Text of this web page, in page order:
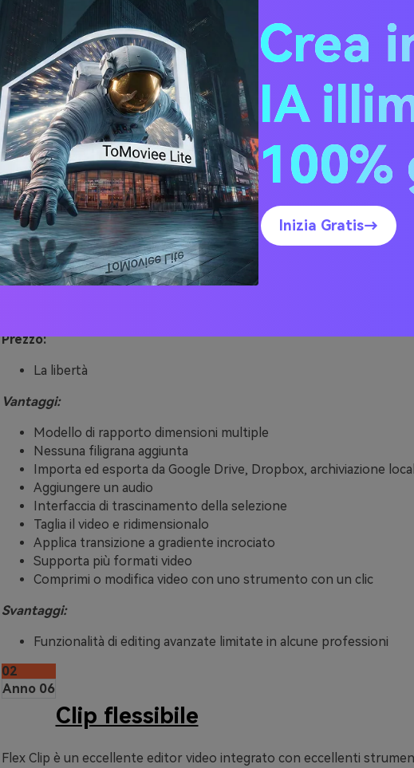
UniConverter Online è un eccellente utente di video online. Non c'è
o registrarsi, UniConverter online non è un problema. Con questo
possono unire file video online senza alcuna restrizione e molte
che lo rendono la scelta migliore. Oltre ad essere un grande
UniConverter dispone anche di numerosi altri strumenti per convertire
formato all'altro, comprimere, ridimensionare le immagini e molto
Prezzo:
La libertà
Vantaggi:
Modello di rapporto dimensioni multiple
Nessuna filigrana aggiunta
Importa ed esporta da Google Drive, Dropbox, archiviazione
Aggiungere un audio
Interfaccia di trascinamento della selezione
Taglia il video e ridimensionalo
Applica transizione a gradiente incrociato
Supporta più formati video
Comprimi o modifica video con uno strumento con un clic
Svantaggi:
Funzionalità di editing avanzate limitate in alcune professioni
02
Anno 06
Clip flessibile
Flex Clip è un eccellente editor video integrato con eccellenti
Crea
IA
100%
Inizia Gratis→